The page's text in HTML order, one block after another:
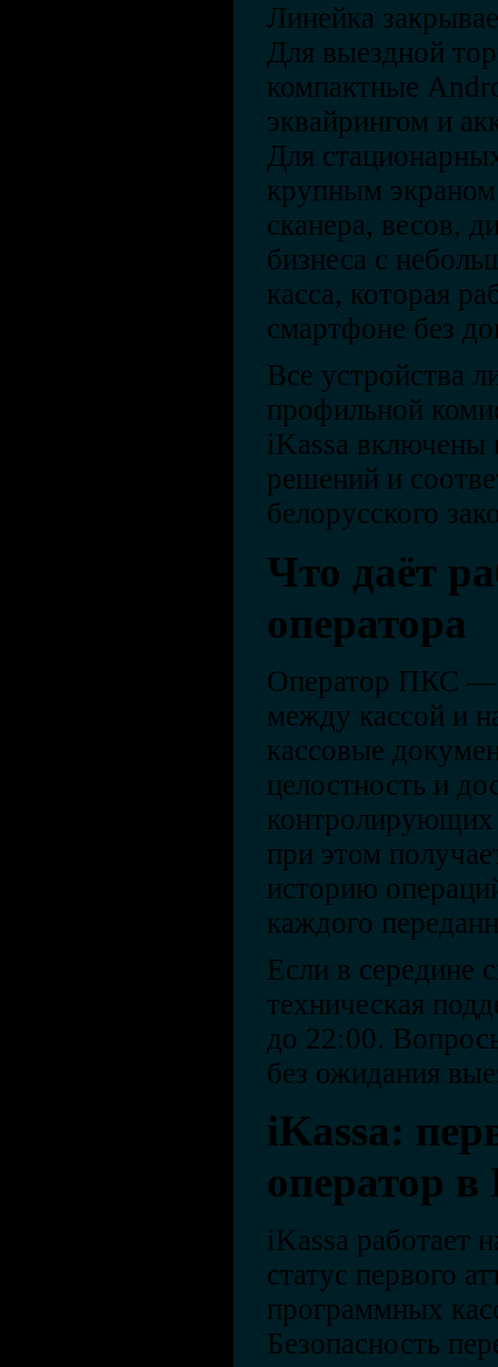
Линейка
Для выездной
компактные
эквайрингом и
Для
крупным
сканера, весов,
бизнеса с
касса, которая
смартфоне без
Все устройства
профильной
iKassa включены
решений и
белорусского
Что даёт
оператора
Оператор ПКС —
между кассой и
кассовые
целостность и
контролирующих
при этом
историю
каждого
Если в середине
техническая
до 22:00.
без ожидания
iKassa:
оператор в
iKassa работает
статус первого
программных
Безопасность